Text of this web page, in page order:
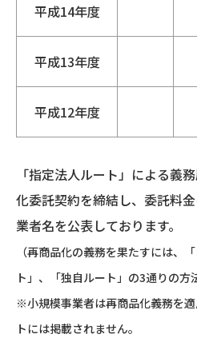
平成14年度
平成13年度
平成12年度
「指定法人ルート」による義
化委託契約を締結し、委託料
業者名を公表しております。
（再商品化の義務を果たすには、
ト」、「独自ルート」の3通りの方
※小規模事業者は再商品化義務を
トには掲載されません。